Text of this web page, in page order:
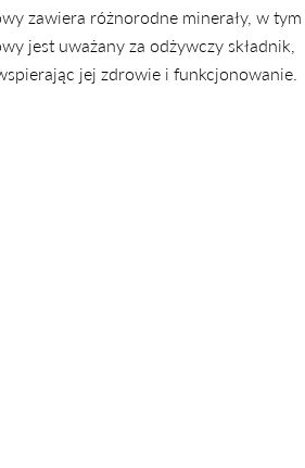
zawiera różnorodne minerały, w tym
jest uważany za odżywczy składnik,
jej zdrowie i funkcjonowanie.